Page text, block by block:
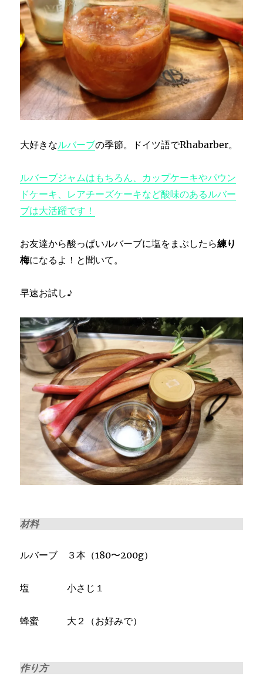
大好きなルバーブの季節。ドイツ語でRhabarber。
ルバーブジャムはもちろん、カップケーキやパウン
ドケーキ、レアチーズケーキなど酸味のあるルバー
ブは大活躍です！
お友達から酸っぱいルバーブに塩をまぶしたら練り
梅になるよ！と聞いて。
早速お試し♪
材料
ルバーブ ３本（180〜200g）
塩 小さじ１
蜂蜜 大２（お好みで）
作り方